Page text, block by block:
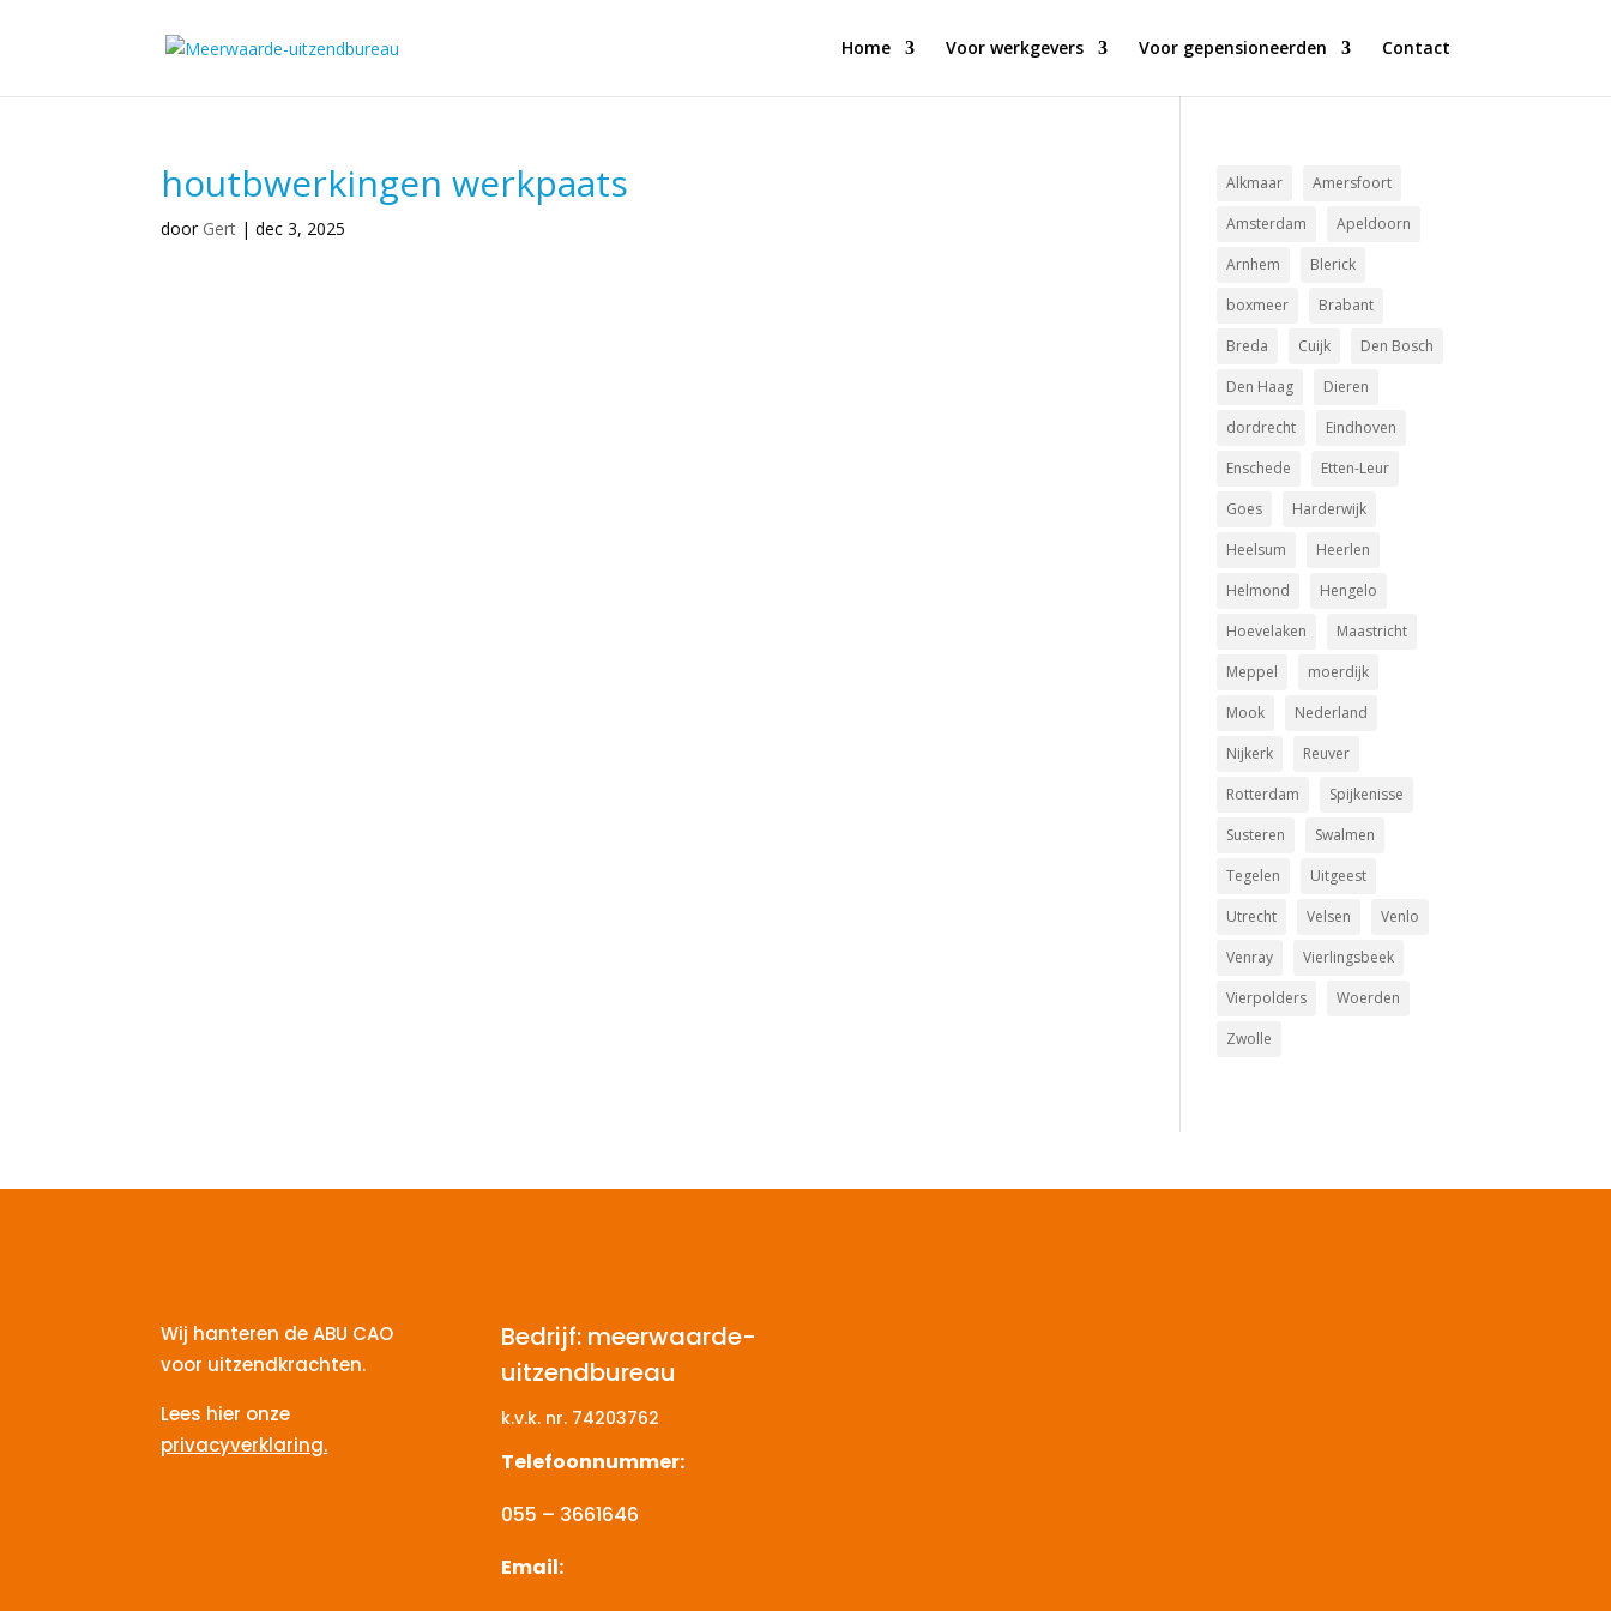
Home Voor werkgevers Voor gepensioneerden Contact
houtbwerkingen werkpaats
door Gert |dec 3, 2025
Alkmaar
Amersfoort
Amsterdam
Apeldoorn
Arnhem
Blerick
boxmeer
Brabant
Breda
Cuijk
Den Bosch
Den Haag
Dieren
dordrecht
Eindhoven
Enschede
Etten-Leur
Goes
Harderwijk
Heelsum
Heerlen
Helmond
Hengelo
Hoevelaken
Maastricht
Meppel
moerdijk
Mook
Nederland
Nijkerk
Reuver
Rotterdam
Spijkenisse
Susteren
Swalmen
Tegelen
Uitgeest
Utrecht
Velsen
Venlo
Venray
Vierlingsbeek
Vierpolders
Woerden
Zwolle
Wij hanteren de ABU CAO
voor uitzendkrachten.
Lees hier onze
privacyverklaring.
Bedrijf: meerwaarde-
uitzendbureau
k.v.k. nr.74203762
Telefoonnummer:
055 – 3661646
Email: